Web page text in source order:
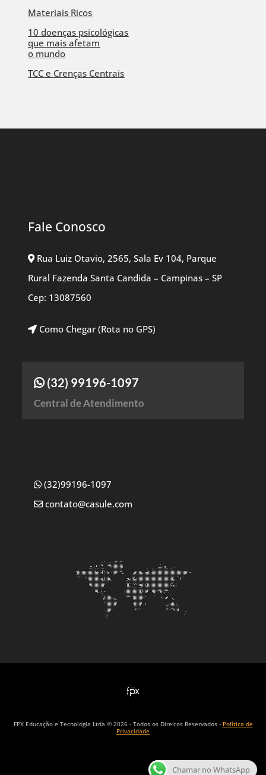
Materiais Ricos
10 doenças psicológicas
que mais afetam
o mundo
TCC e Crenças Centrais
Fale Conosco
Rua Luiz Otavio, 2565, Sala Ev 104, Parque
Rural Fazenda Santa Candida – Campinas – SP
Cep: 13087560
Como Chegar (Rota no GPS)
(32) 99196-1097
Central de Atendimento
(32)99196-1097
contato@casule.com
FPX Educação e Tecnologia Ltda © 2026 - Todos os Direitos Reservados - Política de
Privacidade
Chamar no WhatsApp